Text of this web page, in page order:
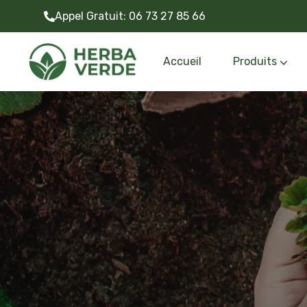
Appel Gratuit: 06 73 27 85 66
Accueil Produits